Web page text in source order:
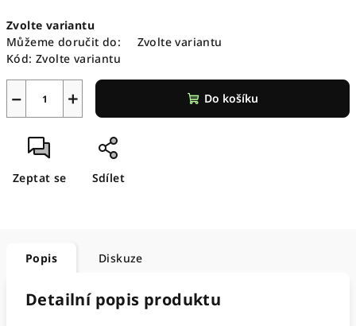
cena:
Zvolte variantu
Můžeme doručit do:
Zvolte variantu
Kód: Zvolte variantu
+
− Do košíku
Zeptat se Sdílet
Popis Diskuze
Detailní popis produktu